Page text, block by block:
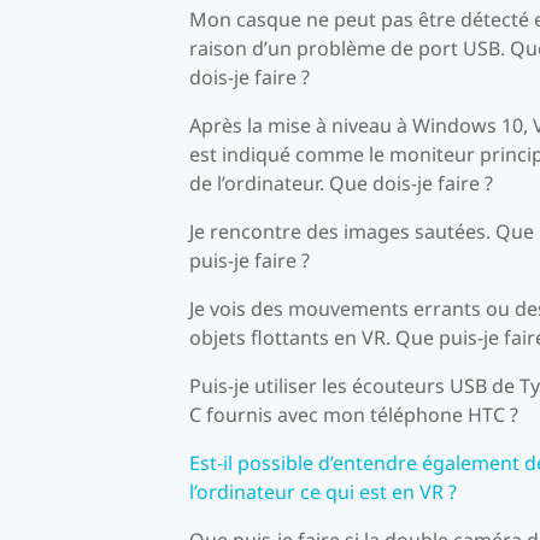
Mon casque ne peut pas être détecté
raison d’un problème de port USB.
dois-je faire ?
Après la mise à niveau à Windows 10,
est indiqué comme le moniteur
de l’ordinateur. Que dois-je faire ?
Je rencontre des images sautées. Que
puis-je faire ?
Je vois des mouvements errants ou
objets flottants en VR. Que puis-je
Puis-je utiliser les écouteurs USB de
C fournis avec mon téléphone HTC ?
Est-il possible d’entendre également
l’ordinateur ce qui est en VR ?